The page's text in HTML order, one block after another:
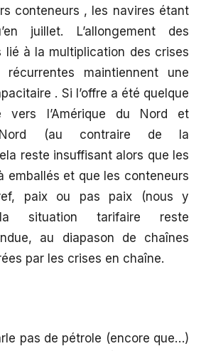
conteneurs , les navires étant
juillet. L’allongement des
lié à la multiplication des crises
maintiennent une
. Si l’offre a été quelque
vers l’Amérique du Nord et
Nord (au contraire de la
reste insuffisant alors que les
emballés et que les conteneurs
paix ou pas paix (nous y
la situation tarifaire reste
au diapason de chaînes
par les crises en chaîne.
pas de pétrole (encore que…)